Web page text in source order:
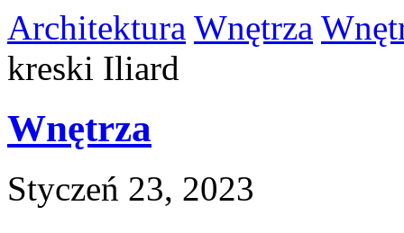
Architektura Wnętrza
kreski Iliard
Wnętrza
Styczeń 23, 2023